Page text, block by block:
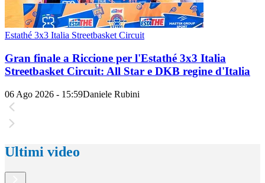
Estathé 3x3 Italia Streetbasket Circuit
Gran finale a Riccione per l'Estathé 3x3 Italia
Streetbasket Circuit: All Star e DKB regine d'Italia
06 Ago 2026 - 15:59Daniele Rubini
Ultimi video